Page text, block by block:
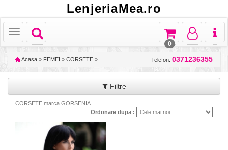
LenjeriaMea.ro
Toggle
navigation
Toggle
Toggle
navigation
Toggle
navigation
Toggle
navigation
0
Acasa » FEMEI » CORSETE » Telefon: 0371236355
Filtre
CORSETE marca GORSENIA
Ordonare dupa :